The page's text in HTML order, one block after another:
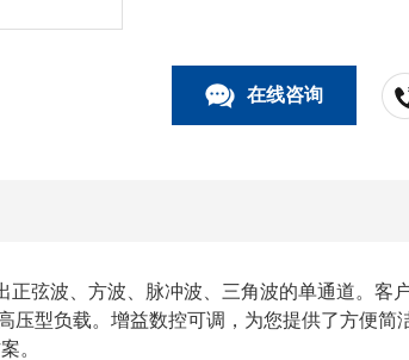
在线咨询
正弦波、方波、脉冲波、三角波的单通道。客
压型负载。增益数控可调，为您提供了方便简
。